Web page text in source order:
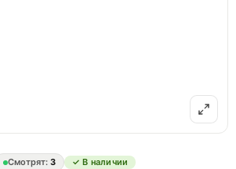
Смотрят: 3 ✓ В наличии